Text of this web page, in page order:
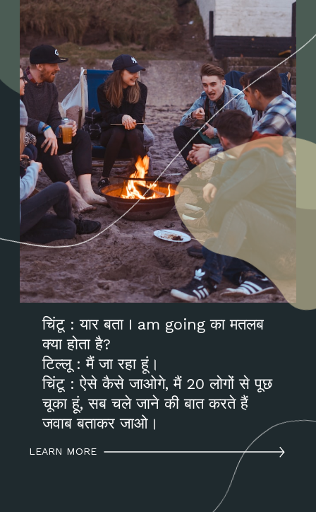
LEARN MORE
चिंटू : यार बता I am going का मतलब
क्या होता है?
टिल्लू : मैं जा रहा हूं।
चिंटू : ऐसे कैसे जाओगे, मैं 20 लोगों से पूछ
चूका हूं, सब चले जाने की बात करते हैं
जवाब बताकर जाओ।